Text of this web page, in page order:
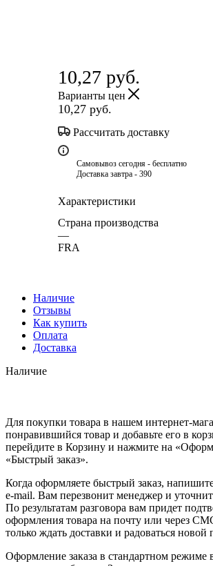
10,27 руб.
Варианты цен
10,27 руб.
Рассчитать доставку
Самовывоз сегодня - бесплатно
Доставка завтра - 390
Характеристики
Страна производства
—
FRA
Наличие
Отзывы
Как купить
Оплата
Доставка
Наличие
Для покупки товара в нашем интернет-
понравившийся товар и добавьте его в
перейдите в Корзину и нажмите на
«Быстрый заказ».
Когда оформляете быстрый заказ,
e-mail. Вам перезвонит менеджер и уточнит
По результатам разговора вам придет
оформления товара на почту или через
только ждать доставки и радоваться новой
Оформление заказа в стандартном режиме